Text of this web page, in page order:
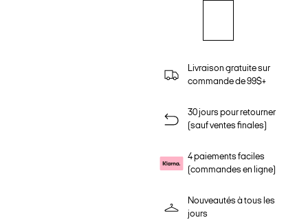
Livraison gratuite sur
commande de 99$+
30 jours pour retourner
(sauf ventes finales)
4 paiements faciles
(commandes en ligne)
Nouveautés à tous les
jours